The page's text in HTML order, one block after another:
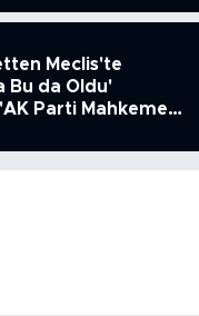
Meclis'te
Bu da Oldu'
Parti Mahkeme